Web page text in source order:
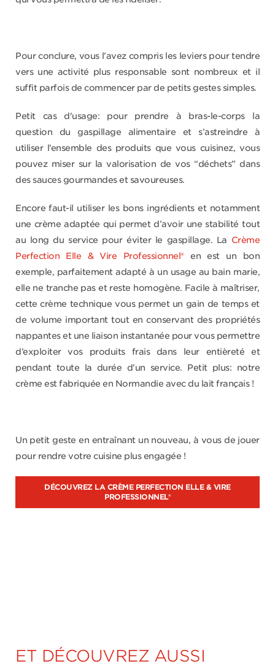
Pour conclure, vous l’avez compris les leviers pour tendre
vers une activité plus responsable sont nombreux et il
suffit parfois de commencer par de petits gestes simples.
Petit cas d'usage: pour prendre à bras-le-corps la
question du gaspillage alimentaire et s’astreindre à
utiliser l’ensemble des produits que vous cuisinez, vous
pouvez miser sur la valorisation de vos “déchets” dans
des sauces gourmandes et savoureuses.
Encore faut-il utiliser les bons ingrédients et notamment
une crème adaptée qui permet d’avoir une stabilité tout
au long du service pour éviter le gaspillage. La Crème
Perfection Elle & Vire Professionnel®en est un bon
exemple, parfaitement adapté à un usage au bain marie,
elle ne tranche pas et reste homogène. Facile à maîtriser,
cette crème technique vous permet un gain de temps et
de volume important tout en conservant des propriétés
nappantes et une liaison instantanée pour vous permettre
d’exploiter vos produits frais dans leur entièreté et
pendant toute la durée d’un service. Petit plus: notre
crème est fabriquée en Normandie avec du lait français !
Un petit geste en entraînant un nouveau, à vous de jouer
pour rendre votre cuisine plus engagée !
DÉCOUVREZ LA CRÈME PERFECTION ELLE & VIRE
PROFESSIONNEL®
ET DÉCOUVREZ AUSSI